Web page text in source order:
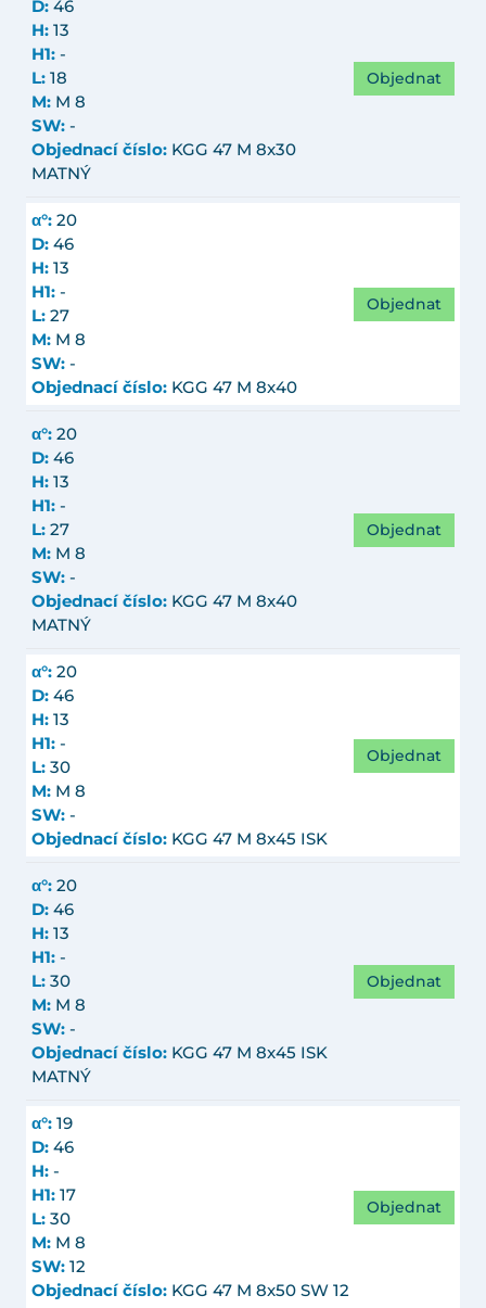
D: 46
H: 13
H1: -
L: 18
M: M 8
SW: -
Objednací číslo: KGG 47 M 8x30
MATNÝ
Objednat
α°: 20
D: 46
H: 13
H1: -
L: 27
M: M 8
SW: -
Objednací číslo: KGG 47 M 8x40
Objednat
α°: 20
D: 46
H: 13
H1: -
L: 27
M: M 8
SW: -
Objednací číslo: KGG 47 M 8x40
MATNÝ
Objednat
α°: 20
D: 46
H: 13
H1: -
L: 30
M: M 8
SW: -
Objednací číslo: KGG 47 M 8x45 ISK
Objednat
α°: 20
D: 46
H: 13
H1: -
L: 30
M: M 8
SW: -
Objednací číslo: KGG 47 M 8x45 ISK
MATNÝ
Objednat
α°: 19
D: 46
H: -
H1: 17
L: 30
M: M 8
SW: 12
Objednací číslo: KGG 47 M 8x50 SW 12
Objednat